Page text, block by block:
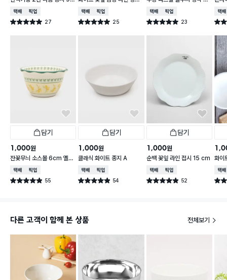
m
택배배송매장픽업
별점 5.0점 27
건 작성
종지 10 cm
택배배송매장픽업
별점 5.0점 25
건 작성
접 13 cm
택배배송매장픽업
별점 5.0점 23
건 작성
접
택배
별점
담기
1,000원
잔꽃무늬 소스볼 6cm 옐로
우
택배배송매장픽업
별점 4.9점 55
건 작성
담기
1,000원
클래식 화이트 종지 A
택배배송매장픽업
별점 4.9점 54
건 작성
담기
1,000원
순백 꽃잎 라인 접시 15 cm
택배배송매장픽업
별점 4.9점 52
건 작성
화이
택배
별점
다른 고객이 함께 본 상품 전체보기